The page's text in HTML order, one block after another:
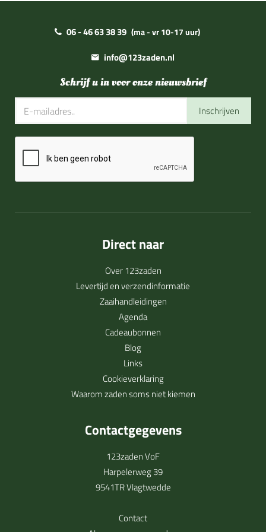
06 - 46 63 38 39 (ma - vr 10-17 uur)
info@123zaden.nl
Schrijf u in voor onze nieuwsbrief
Inschrijven
Direct naar
Over 123zaden
Levertijd en verzendinformatie
Zaaihandleidingen
Agenda
Cadeaubonnen
Blog
Links
Cookieverklaring
Waarom zaden soms niet kiemen
Contactgegevens
123zaden VoF
Harpelerweg 39
9541TR Vlagtwedde
Contact